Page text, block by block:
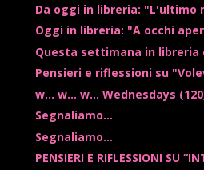
Da oggi in libreria: "L'ultimo
Oggi in libreria: "A occhi
Questa settimana in libreria
Pensieri e riflessioni su
w... w... w... Wednesdays
Segnaliamo...
Segnaliamo...
PENSIERI E RIFLESSIONI SU